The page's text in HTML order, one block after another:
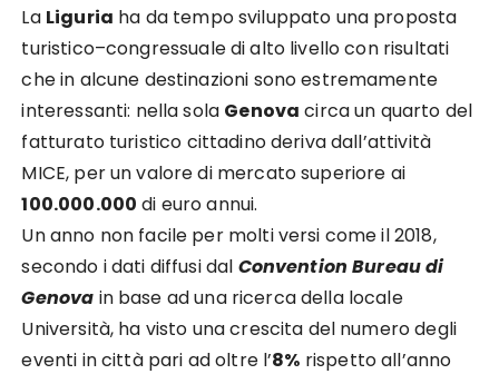
La Liguria ha da tempo sviluppato una proposta
turistico–congressuale di alto livello con risultati
che in alcune destinazioni sono estremamente
interessanti: nella sola Genova circa un quarto del
fatturato turistico cittadino deriva dall’attività
MICE, per un valore di mercato superiore ai
100.000.000 di euro annui.
Un anno non facile per molti versi come il 2018,
secondo i dati diffusi dal Convention Bureau di
Genova in base ad una ricerca della locale
Università, ha visto una crescita del numero degli
eventi in città pari ad oltre l’8% rispetto all’anno